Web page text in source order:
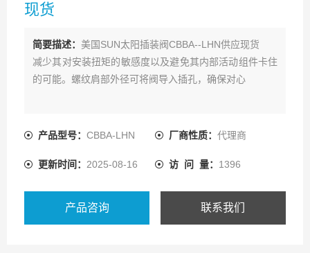
现货
简要描述： 美国SUN太阳插装阀CBBA--LHN供应现货
减少其对安装扭矩的敏感度以及避免其内部活动组件卡住
的可能。螺纹肩部外径可将阀导入插孔，确保对心
产品型号： CBBA-LHN 厂商性质： 代理商
更新时间： 2025-08-16 访 问 量： 1396
产品咨询 联系我们